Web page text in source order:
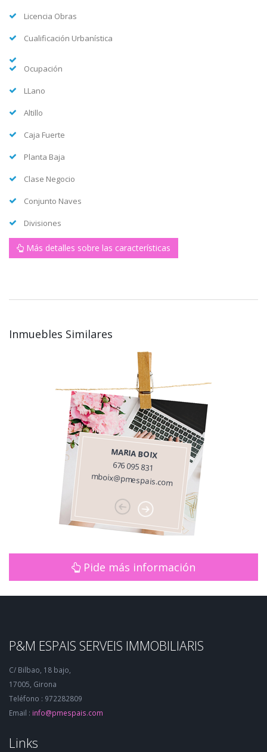
Licencia Obras
Cualificación Urbanística
Ocupación
LLano
Altillo
Caja Fuerte
Planta Baja
Clase Negocio
Conjunto Naves
Divisiones
Más detalles sobre las características
Inmuebles Similares
MARIA BOIX
676 095 831
mboix@pmespais.com
Pide más información
P&M ESPAIS SERVEIS IMMOBILIARIS
C/ Bilbao, 18 bajo,
17005, Girona
Teléfono : 972282809
Email : info@pmespais.com
Links